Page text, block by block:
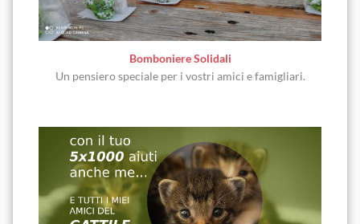
Bomboniere Solidali
Un pensiero speciale per i vostri amici e famigliari.